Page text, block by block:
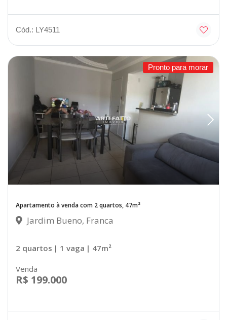
Cód.: LY4511
Pronto para morar
Apartamento à venda com 2 quartos, 47m²
Jardim Bueno, Franca
2 quartos | 1 vaga | 47m²
Venda
R$ 199.000